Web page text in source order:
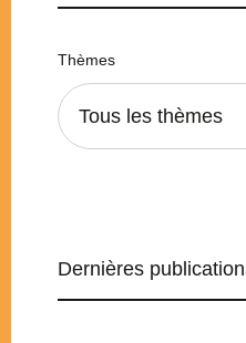
Thèmes
Tous les thèmes
Dernières